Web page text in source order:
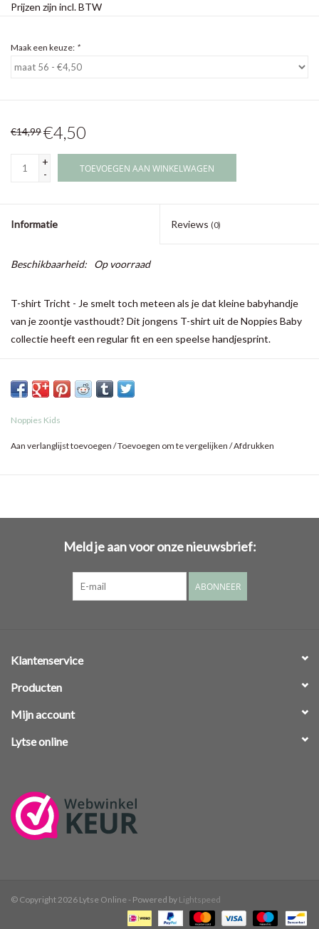
Prijzen zijn incl. BTW
Maak een keuze: *
€14,99€4,50
+
-
TOEVOEGEN AAN WINKELWAGEN
Informatie Reviews (0)
Beschikbaarheid: Op voorraad
T-shirt Tricht - Je smelt toch meteen als je dat kleine babyhandje
van je zoontje vasthoudt? Dit jongens T-shirt uit de Noppies Baby
collectie heeft een regular fit en een speelse handjesprint.
uittrekken net even makkelijker te maken. Dankzij het stretchy
materiaal voelt je zoontje zich hierin supercomfortabel.
Noppies Kids
Aan verlanglijst toevoegen /Toevoegen om te vergelijken /Afdrukken
Meld je aan voor onze nieuwsbrief:
ABONNEER
Klantenservice
Producten
Mijn account
Lytse online
© Copyright 2026 Lytse Online - Powered by Lightspeed